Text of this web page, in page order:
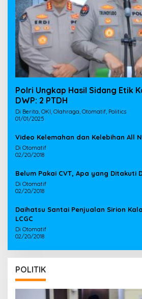
Polri Ungkap Hasil Sidang Etik
DWP: 2 PTDH
Di Berita, OKI, Olahraga, Otomatif, Politics
01/01/2025
Video Kelemahan dan Kelebihan All
Di Otomatif
02/20/2018
Belum Pakai CVT, Apa yang Ditakuti
Di Otomatif
02/20/2018
Daihatsu Santai Penjualan Sirion
LCGC
Di Otomatif
02/20/2018
POLITIK